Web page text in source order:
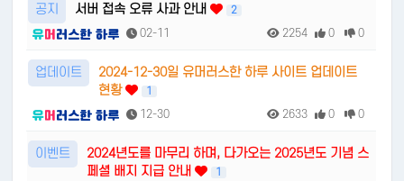
공지 서버 접속 오류 사과 안내 2
02-11 2254 0 0
업데이트
2024-12-30일 유머러스한 하루 사이트 업데이트
현황
1
12-30 2633 0 0
이벤트
2024년도를 마무리 하며, 다가오는 2025년도 기념 스
페셜 배지 지급 안내
1